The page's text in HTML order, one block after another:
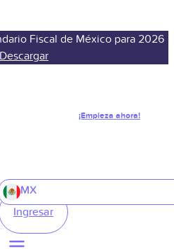
Fiscal de México para 2026
Descargar
¡Empieza ahora!
MX
Ingresar